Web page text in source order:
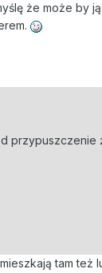
że może by
tam